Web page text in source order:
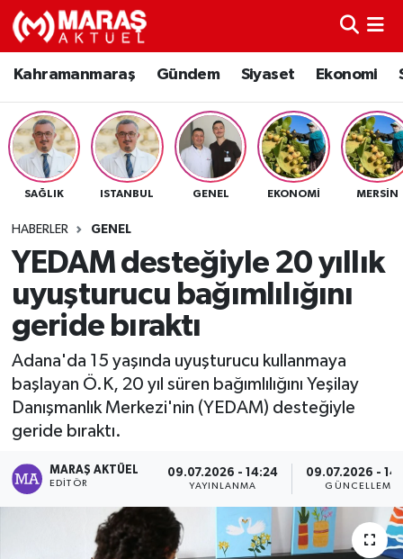
Kahramanmaraş Gündem Siyaset Ekonomi
SAĞLIK ISTANBUL GENEL EKONOMI MERSIN
HABERLER GENEL
YEDAM desteğiyle 20 yıllık
uyuşturucu bağımlılığını
geride bıraktı
Adana'da 15 yaşında uyuşturucu kullanmaya
başlayan Ö.K, 20 yıl süren bağımlılığını Yeşilay
Danışmanlık Merkezi'nin (YEDAM) desteğiyle
geride bıraktı.
MARAŞ AKTÜEL
EDITÖR
09.07.2026 - 14:24
YAYINLANMA
09.07.2026 -
GÜNCELLEME
Kahramanmaraş
Gündem
Siyaset
Spor
Sağlık
Eğitim
Dünya
Kültür Sanat
Nöbetçi Eczaneler
Hava Durumu
Namaz Vakitleri
TFF 3.Lig 4.Grup Puan Durumu ve Fikstür
Tüm Manşetler
Haber Arşivi